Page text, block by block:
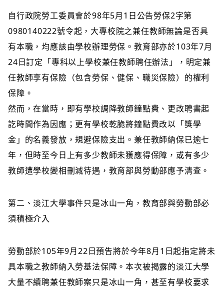
自行政院勞工委員會於98年5月1日公告勞保2字第
0980140222號令起，大專校院之兼任教師無論是否具
有本職，均應該由學校辦理勞保。教育部亦於103年7月
24日訂定「專科以上學校兼任教師聘任辦法」，明定兼
任教師享有保險（包含勞保、健保、職災保險）的權利
保障。
然而，在當時，即有學校調降教師鐘點費、更改聘書起
訖時間作為因應；更有學校乾脆將鐘點費改以「獎學
金」的名義發放，規避保險支出。兼任教師納保已逾七
年，但時至今日上有多少教師未獲應得保障，或有多少
教師遭學校變相刪減待遇，教育部與勞動部應予清查。
第二、淡江大學事件只是冰山一角，教育部與勞動部必
須積極介入
勞動部於105年9月22日預告將於今年8月1日起指定將未
具本職之教師納入勞基法保障。本次被揭露的淡江大學
大量不續聘兼任教師案只是冰山一角，甚至有學校要求